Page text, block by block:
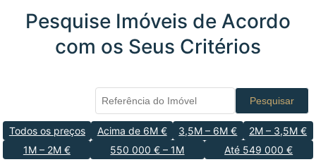
Pesquise Imóveis de Acordo
com os Seus Critérios
Pesquisar
Todos os preços Acima de 6M € 3,5M – 6M €
2M – 3,5M €
1M – 2M €
550 000 € – 1M
Até 549 000 €